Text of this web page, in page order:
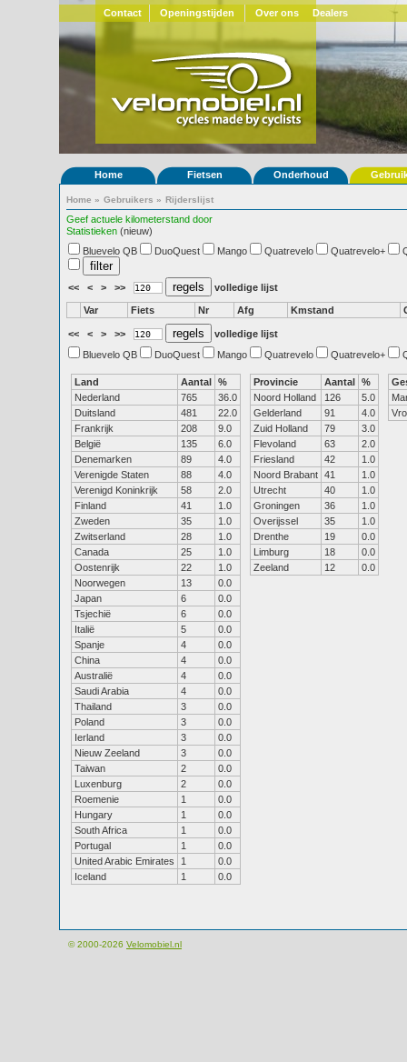
Contact Openingstijden Over ons Dealers
Home Fietsen Onderhoud
Home » Gebruikers » Rijderslijst
Geef actuele kilometerstand door
Statistieken (nieuw)
Bluevelo QB
DuoQuest Mango Quatrevelo Quatrevelo+
<< < > >> volledige lijst
Var Fiets Nr Afg Kmstand
<< < > >>
volledige lijst
Bluevelo QB
DuoQuest Mango Quatrevelo Quatrevelo+
Land Aantal %
Nederland
765
36.0
Duitsland
481
22.0
Frankrijk
208
9.0
België
135
6.0
Denemarken
89
4.0
Verenigde Staten
88
4.0
Verenigd Koninkrijk
58
2.0
Finland
41
1.0
Zweden
35
1.0
Zwitserland
28
1.0
Canada
25
1.0
Oostenrijk
22
1.0
Noorwegen
13
0.0
Japan
6
0.0
Tsjechië
6
0.0
Italië
5
0.0
Spanje
4
0.0
China
4
0.0
Australië
4
0.0
Saudi Arabia
4
0.0
Thailand
3
0.0
Poland
3
0.0
Ierland
3
0.0
Nieuw Zeeland
3
0.0
Taiwan
2
0.0
Luxenburg
2
0.0
Roemenie
1
0.0
Hungary
1
0.0
South Africa
1
0.0
Portugal
1
0.0
United Arabic Emirates
1
0.0
Iceland
1 0.0
Provincie Aantal %
Noord Holland
126
5.0
Gelderland
91
4.0
Zuid Holland
79
3.0
Flevoland
63
2.0
Friesland
42
1.0
Noord Brabant 41
1.0
Utrecht
40
1.0
Groningen
36
1.0
Overijssel
35
1.0
Drenthe
19
0.0
Limburg
18
0.0
Zeeland
12 0.0
© 2000-2026 Velomobiel.nl